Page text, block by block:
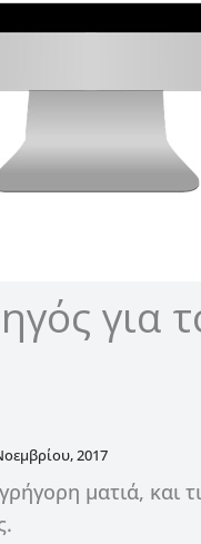
για
2017
ματιά, και